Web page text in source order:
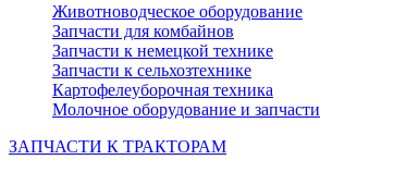
Животноводческое оборудование
Запчасти для комбайнов
Запчасти к немецкой технике
Запчасти к сельхозтехнике
Картофелеуборочная техника
Молочное оборудование и запчасти
ЗАПЧАСТИ К ТРАКТОРАМ